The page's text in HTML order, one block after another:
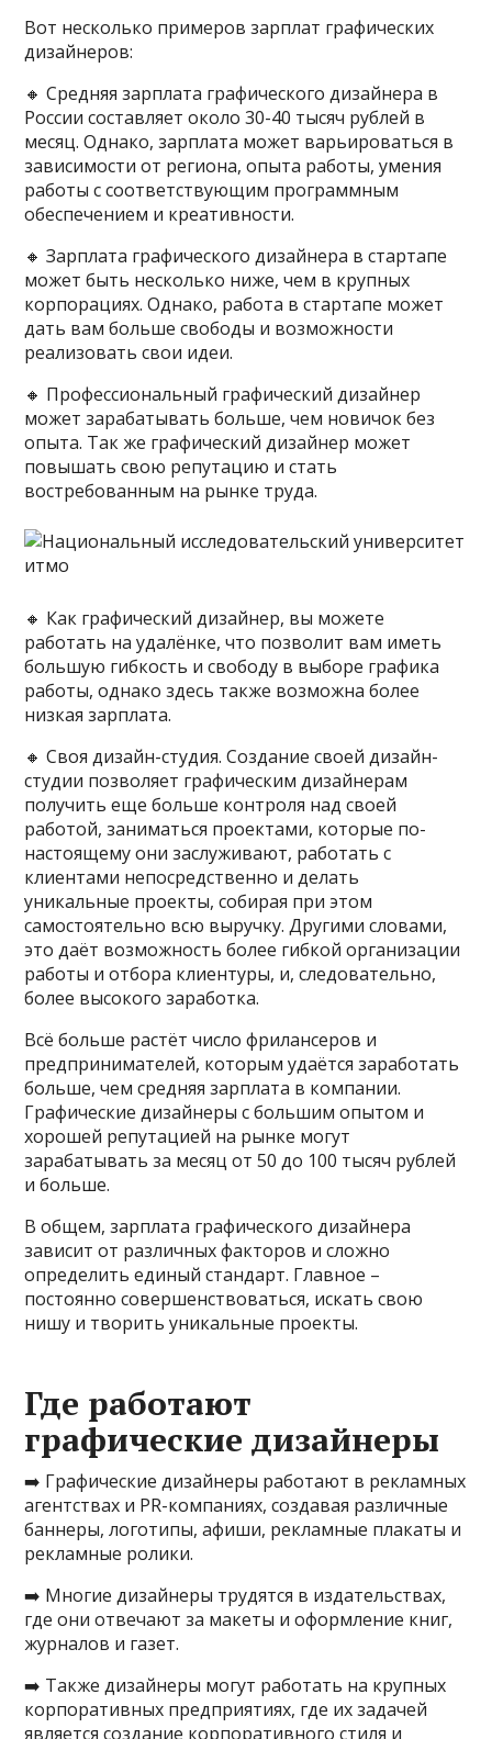
Вот несколько примеров зарплат графических
дизайнеров:
🔸️ Средняя зарплата графического дизайнера в
России составляет около 30-40 тысяч рублей в
месяц. Однако, зарплата может варьироваться в
зависимости от региона, опыта работы, умения
работы с соответствующим программным
обеспечением и креативности.
🔸️ Зарплата графического дизайнера в стартапе
может быть несколько ниже, чем в крупных
корпорациях. Однако, работа в стартапе может
дать вам больше свободы и возможности
реализовать свои идеи.
🔸️ Профессиональный графический дизайнер
может зарабатывать больше, чем новичок без
опыта. Так же графический дизайнер может
повышать свою репутацию и стать
востребованным на рынке труда.
🔸️ Как графический дизайнер, вы можете
работать на удалёнке, что позволит вам иметь
большую гибкость и свободу в выборе графика
работы, однако здесь также возможна более
низкая зарплата.
🔸️ Своя дизайн-студия. Создание своей дизайн-
студии позволяет графическим дизайнерам
получить еще больше контроля над своей
работой, заниматься проектами, которые по-
настоящему они заслуживают, работать с
клиентами непосредственно и делать
уникальные проекты, собирая при этом
самостоятельно всю выручку. Другими словами,
это даёт возможность более гибкой организации
работы и отбора клиентуры, и, следовательно,
более высокого заработка.
Всё больше растёт число фрилансеров и
предпринимателей, которым удаётся заработать
больше, чем средняя зарплата в компании.
Графические дизайнеры с большим опытом и
хорошей репутацией на рынке могут
зарабатывать за месяц от 50 до 100 тысяч рублей
и больше.
В общем, зарплата графического дизайнера
зависит от различных факторов и сложно
определить единый стандарт. Главное –
постоянно совершенствоваться, искать свою
нишу и творить уникальные проекты.
Где работают
графические дизайнеры
➡️ Графические дизайнеры работают в рекламных
агентствах и PR-компаниях, создавая различные
баннеры, логотипы, афиши, рекламные плакаты и
рекламные ролики.
➡️ Многие дизайнеры трудятся в издательствах,
где они отвечают за макеты и оформление книг,
журналов и газет.
➡️ Также дизайнеры могут работать на крупных
корпоративных предприятиях, где их задачей
является создание корпоративного стиля и